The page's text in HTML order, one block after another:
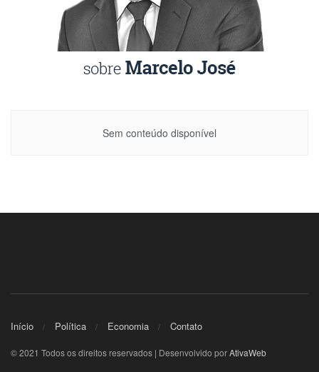
Sem conteúdo disponível
Início Política Economia Contato
© 2021 Todos os direitos reservados | Desenvolvido porAtivaWeb